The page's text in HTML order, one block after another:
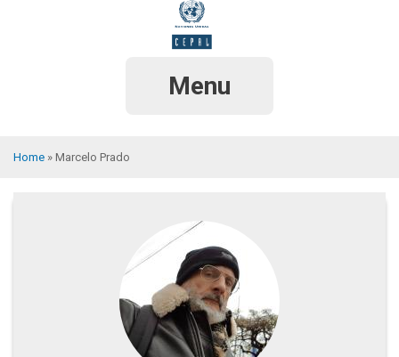
Menu
Home Marcelo Prado